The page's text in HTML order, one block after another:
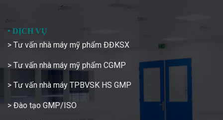
• DỊCH VỤ
> Tư vấn nhà máy mỹ phẩm ĐĐKSX
> Tư vấn nhà máy mỹ phẩm CGMP
> Tư vấn nhà máy TPBVSK HS GMP
> Đào tạo GMP/ISO